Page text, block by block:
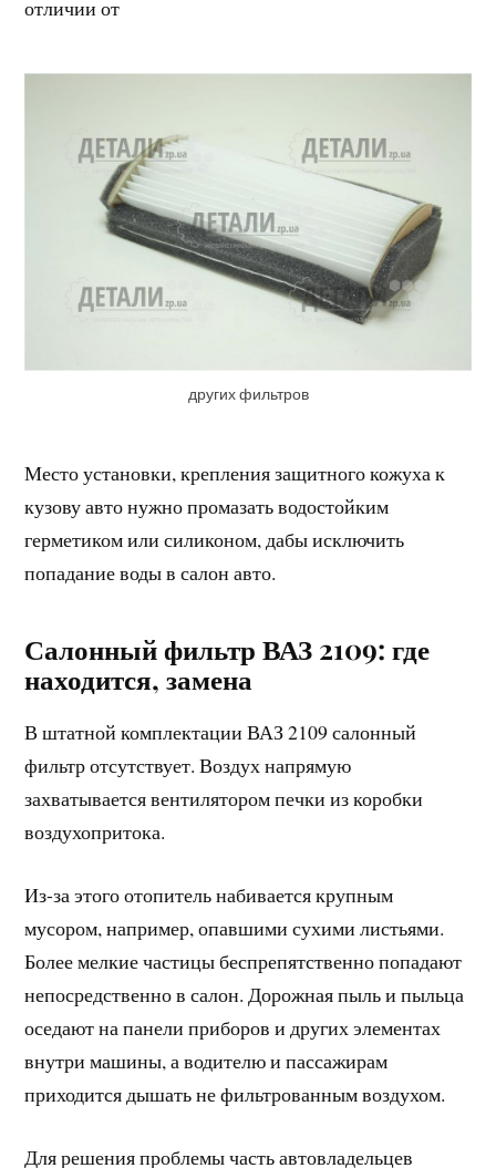
отличии от
других фильтров
Место установки, крепления защитного кожуха к
кузову авто нужно промазать водостойким
герметиком или силиконом, дабы исключить
попадание воды в салон авто.
Салонный фильтр ВАЗ 2109: где
находится, замена
В штатной комплектации ВАЗ 2109 салонный
фильтр отсутствует. Воздух напрямую
захватывается вентилятором печки из коробки
воздухопритока.
Из-за этого отопитель набивается крупным
мусором, например, опавшими сухими листьями.
Более мелкие частицы беспрепятственно попадают
непосредственно в салон. Дорожная пыль и пыльца
оседают на панели приборов и других элементах
внутри машины, а водителю и пассажирам
приходится дышать не фильтрованным воздухом.
Для решения проблемы часть автовладельцев